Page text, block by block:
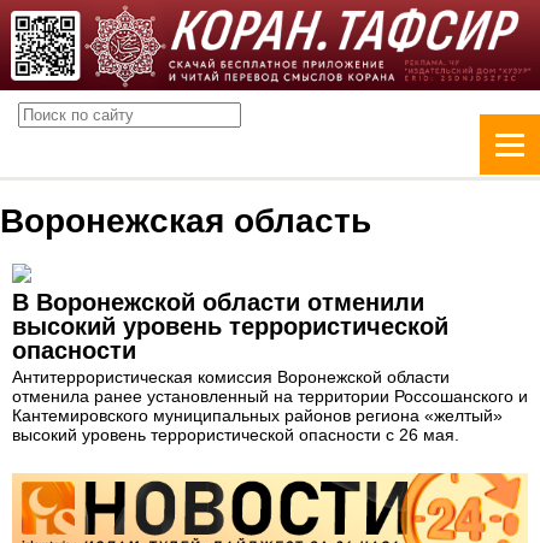
Воронежская область
В Воронежской области отменили
высокий уровень террористической
опасности
Антитеррористическая комиссия Воронежской области
отменила ранее установленный на территории Россошанского и
Кантемировского муниципальных районов региона «желтый»
высокий уровень террористической опасности с 26 мая.